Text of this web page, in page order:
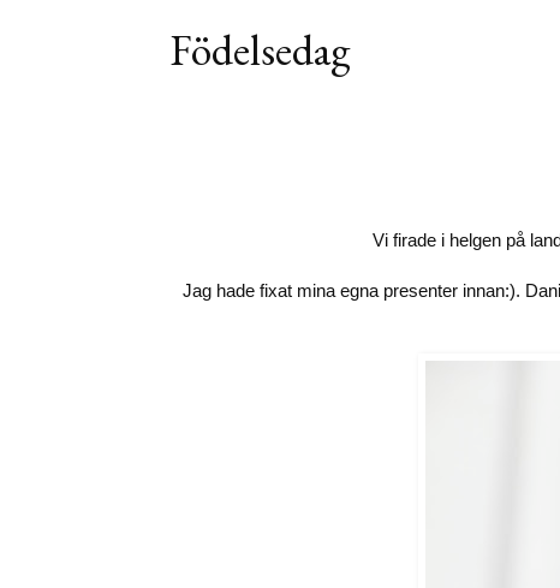
Födelsedag
Vi firade i helgen på
Jag hade fixat mina egna presenter innan:).